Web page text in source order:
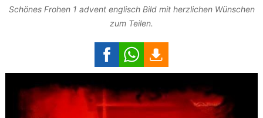
Schönes Frohen 1 advent englisch Bild mit herzlichen Wünschen
zum Teilen.